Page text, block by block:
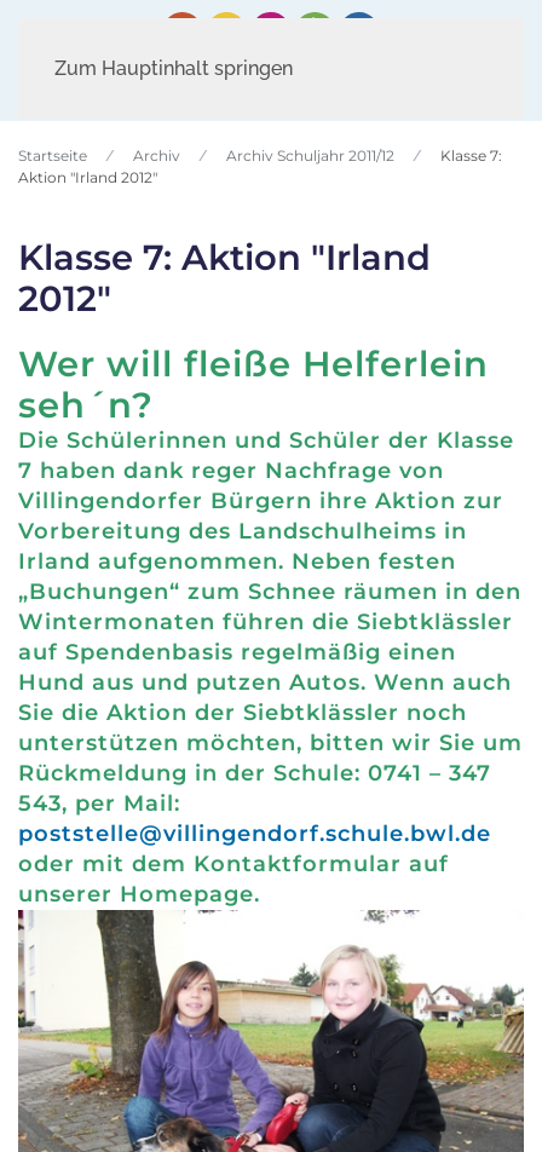
Zum Hauptinhalt springen
Startseite Archiv Archiv Schuljahr 2011/12
Klasse 7:
Aktion "Irland 2012"
Klasse 7: Aktion "Irland
2012"
Wer will fleiße Helferlein
seh´n?
Die Schülerinnen und Schüler der Klasse
7 haben dank reger Nachfrage von
Villingendorfer Bürgern ihre Aktion zur
Vorbereitung des Landschulheims in
Irland aufgenommen. Neben festen
„Buchungen“ zum Schnee räumen in den
Wintermonaten führen die Siebtklässler
auf Spendenbasis regelmäßig einen
Hund aus und putzen Autos. Wenn auch
Sie die Aktion der Siebtklässler noch
unterstützen möchten, bitten wir Sie um
Rückmeldung in der Schule: 0741 – 347
543, per Mail:
poststelle@villingendorf.schule.bwl.de
oder mit dem Kontaktformular auf
unserer Homepage.